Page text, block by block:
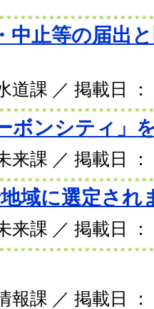
中止等の届出
道課 ／ 掲載日 ：
ボンシティ」
来課 ／ 掲載日 ：
域に選定され
来課 ／ 掲載日 ：
報課 ／ 掲載日 ：